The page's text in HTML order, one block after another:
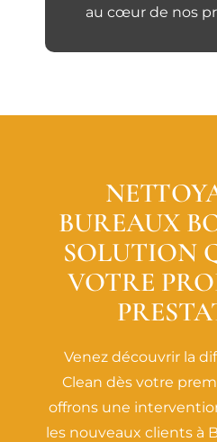
au cœur de nos
BUREAUX
SOLUTION
VOTRE
Venez découvrir la
Clean dès votre
offrons une
les nouveaux clients à